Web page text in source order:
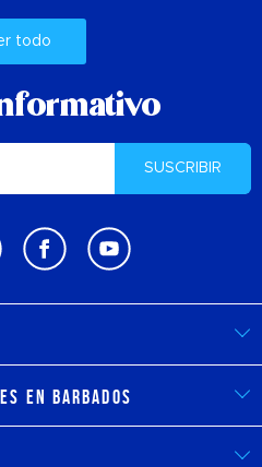
todo
SUSCRIBIR
en Barbados